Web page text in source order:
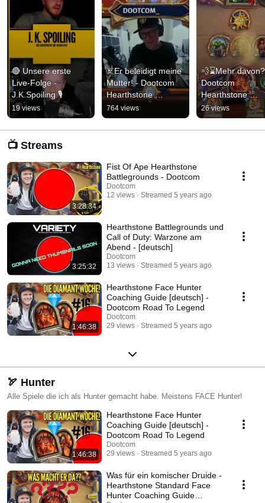
🔴 Unsere erste
Live-Folge -
J.K.Spoiling 🎙️
19 views
☠️Er beleidigt meine
Mutter! - Dootcom
Hearthstone
Standard #shorts
764 views
💨⌛Mehr
Dootcom
Hearthstone
Standard #shorts
26 views
📺 Streams
3:28:34
Fist Of Ape Hearthstone
Battlegrounds - Dootcom
Dootcom
12 views
Streamed 5 years ago
3:25:32
Hearthstone Battlegrounds und
Call of Duty: Warzone am
Abend - [deutsch]
Dootcom
13 views
Streamed 5 years ago
1:46:38
Hearthstone Face Hunter
Coaching Guide [deutsch] -
Dootcom Road To Legend
Dootcom
29 views
Streamed 5 years ago
🏹 Hunter
Alle Spiele die ich als Hunter gemacht habe. Meistens FACE Hunter!
1:46:38
Hearthstone Face Hunter
Coaching Guide [deutsch] -
Dootcom Road To Legend
Dootcom
29 views
Streamed 5 years ago
Was für ein komischer Druide -
Hearthstone Standard Face
Hunter Coaching Guide